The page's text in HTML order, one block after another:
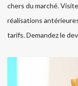
chers du marché.
réalisations
tarifs. Demandez le